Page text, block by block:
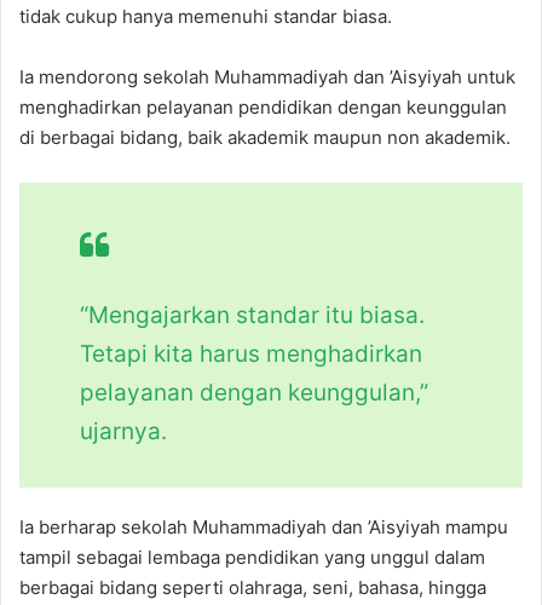
tidak cukup hanya memenuhi standar biasa.
Ia mendorong sekolah Muhammadiyah dan ’Aisyiyah untuk
menghadirkan pelayanan pendidikan dengan keunggulan
di berbagai bidang, baik akademik maupun non akademik.
“Mengajarkan standar itu biasa.
Tetapi kita harus menghadirkan
pelayanan dengan keunggulan,”
ujarnya.
Ia berharap sekolah Muhammadiyah dan ’Aisyiyah mampu
tampil sebagai lembaga pendidikan yang unggul dalam
berbagai bidang seperti olahraga, seni, bahasa, hingga